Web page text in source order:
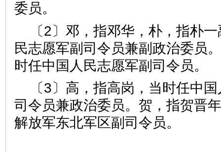
委员。
〔2〕邓，指邓华，朴，指朴
民志愿军副司令员兼副政治委员
时任中国人民志愿军副司令员。
〔3〕高，指高岗，当时任中
司令员兼政治委员。贺，指贺晋
解放军东北军区副司令员。